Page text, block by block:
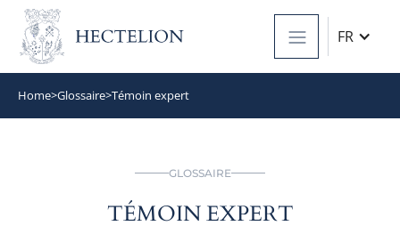
FR
Home>Glossaire>Témoin expert
GLOSSAIRE
TÉMOIN EXPERT